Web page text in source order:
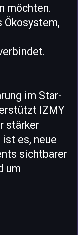
möchten.
im Star-
IZMY
stärker
es, neue
sichtbarer
um